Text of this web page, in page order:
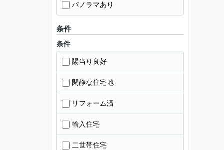
パノラマあり
条件
条件
陽当り良好
閑静な住宅地
リフォーム済
輸入住宅
二世帯住宅